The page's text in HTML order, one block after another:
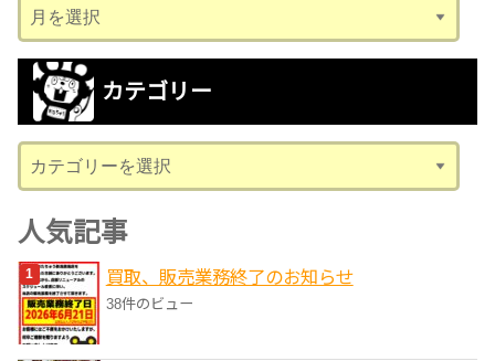
ー
カ
ブ
カテゴリー
テ
ゴ
リ
ー
人気記事
買取、販売業務終了のお知らせ
38件のビュー